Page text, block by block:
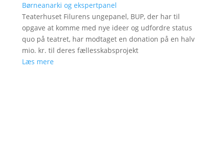
Børneanarki og ekspertpanel
Teaterhuset Filurens ungepanel, BUP, der har til
opgave at komme med nye ideer og udfordre status
quo på teatret, har modtaget en donation på en halv
mio. kr. til deres fællesskabsprojekt
Læs mere